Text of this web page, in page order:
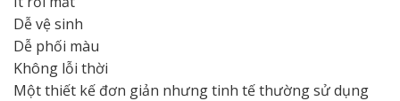
Dễ vệ sinh
Dễ phối màu
Không lỗi thời
Một thiết kế đơn giản nhưng tinh tế thường sử dụng